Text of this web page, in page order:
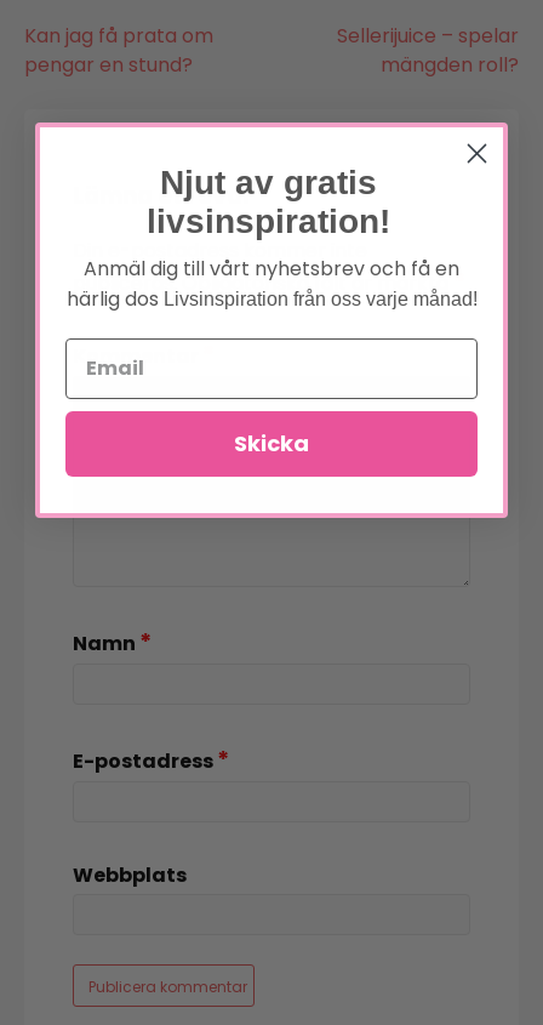
Inläggsnavigering
Kan jag få prata om
pengar en stund?
Sellerijuice – spelar
mängden roll?
Lämna ett svar
publiceras. Obligatoriska fält är märkta*
Kommentar
Namn *
E-postadress*
Webbplats
Njut av gratis
livsinspiration!
Anmäl dig till vårt nyhetsbrev och få en
härlig dos Livsinspiration från oss varje månad!
Skicka